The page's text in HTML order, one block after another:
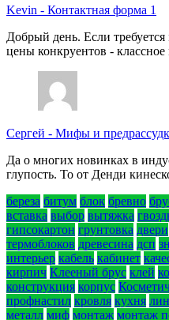
Kevin - Контактная форма 1
Добрый день. Если
цены конкруентов -
Сергей - Мифы и
Да о многих новинках в
глупость. То от Денди
береза битум блок бревно
вставка выбор вытяжка
гипсокартон грунтовка двери
термоблоков древесина дсп
интерьер кабель кабинет
кирпич Клееный брус клей
конструкция корпус
профнастил кровля кухня
металл миф монтаж монтаж